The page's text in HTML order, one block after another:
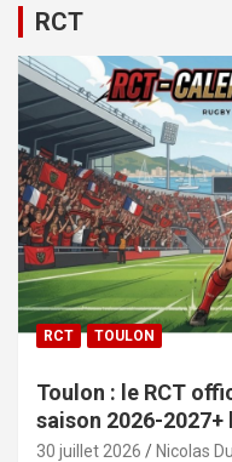
RCT
RCT TOULON
Toulon : le RCT
saison 2026-
30 juillet 2026 Nicolas